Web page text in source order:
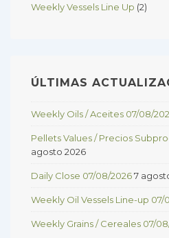
Weekly Vessels Line Up (2)
ÚLTIMAS
Weekly Oils / Aceites 07/08/
Pellets Values / Precios
agosto 2026
Daily Close 07/08/20267
Weekly Oil Vessels Line-up 07/
Weekly Grains / Cereales 07/